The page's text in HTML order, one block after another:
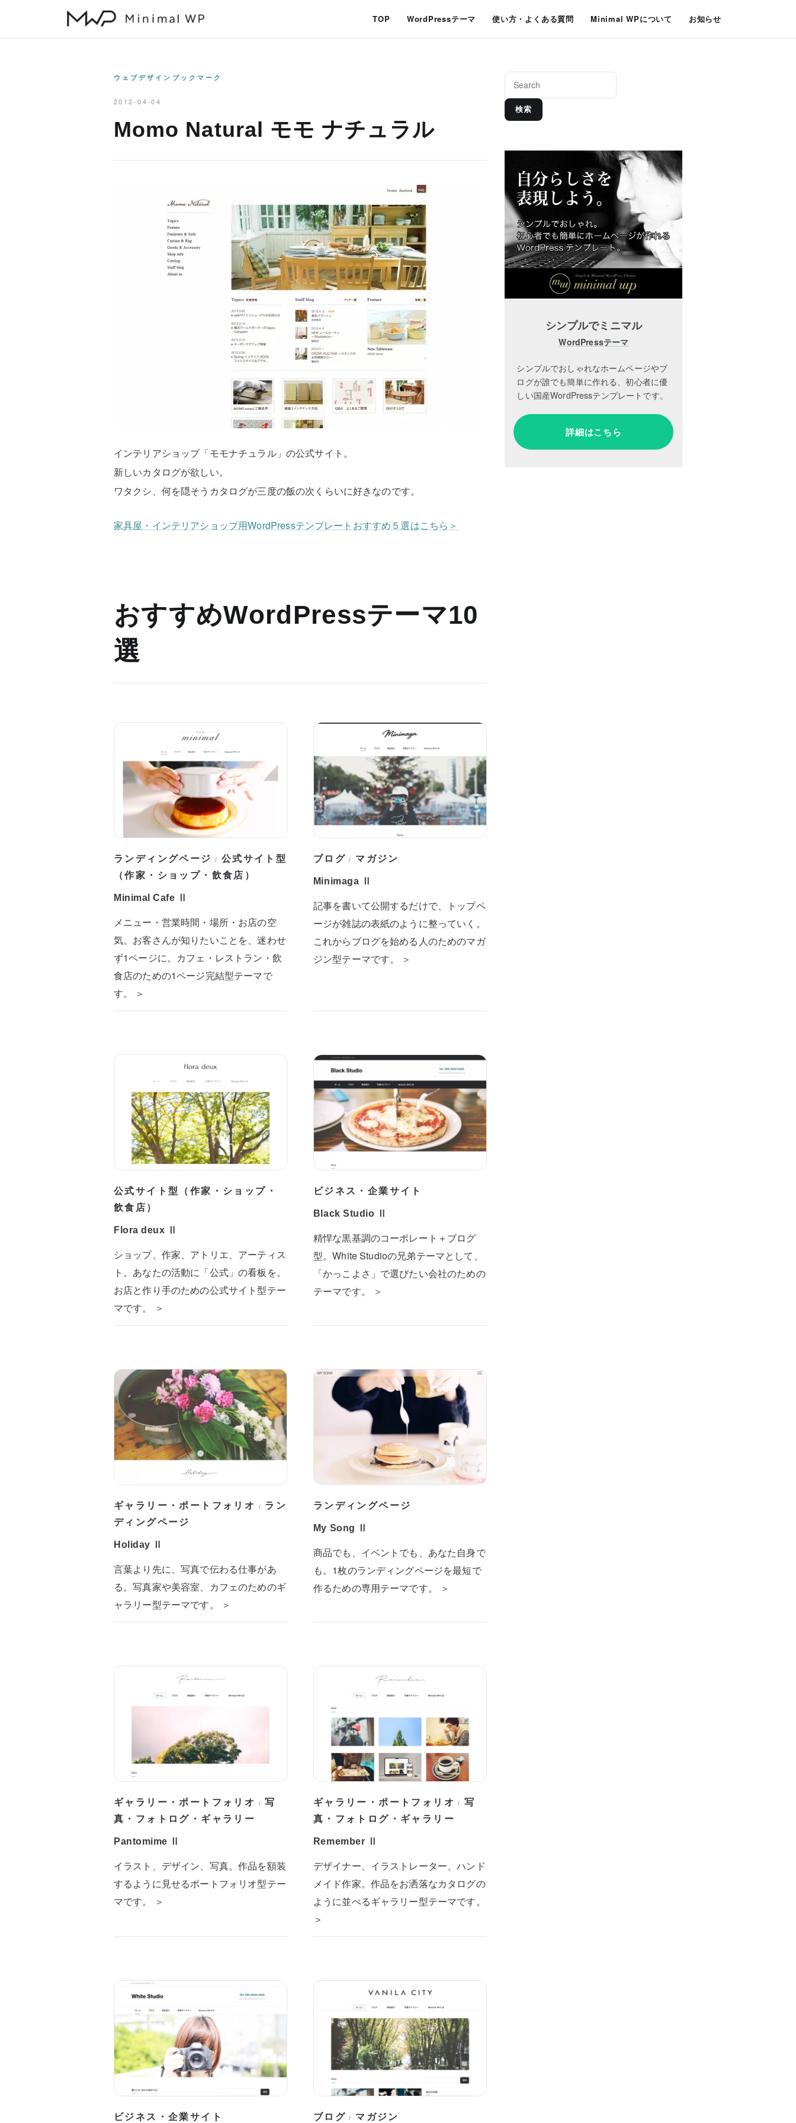
TOP WordPressテーマ 使い方・よくある質問 Minimal WPについて お知らせ
ウェブデザインブックマーク
2012-04-04
Momo Natural モモ ナチュラル
インテリアショップ「モモナチュラル」の公式サイト。
新しいカタログが欲しい。
ワタクシ、何を隠そうカタログが三度の飯の次くらいに好きなのです。
家具屋・インテリアショップ用WordPressテンプレートおすすめ５選はこちら＞
おすすめWordPressテーマ10
選
ランディングページ / 公式サイト型
（作家・ショップ・飲食店）
Minimal Cafe Ⅱ
メニュー・営業時間・場所・お店の空
気。お客さんが知りたいことを、迷わせ
ず1ページに。カフェ・レストラン・飲
食店のための1ページ完結型テーマで
す。 ＞
ブログ / マガジン
Minimaga Ⅱ
記事を書いて公開するだけで、トップペ
ージが雑誌の表紙のように整っていく。
これからブログを始める人のためのマガ
ジン型テーマです。 ＞
公式サイト型（作家・ショップ・
飲食店）
Flora deux Ⅱ
ショップ、作家、アトリエ、アーティス
ト。あなたの活動に「公式」の看板を。
お店と作り手のための公式サイト型テー
マです。 ＞
ビジネス・企業サイト
Black Studio Ⅱ
精悍な黒基調のコーポレート＋ブログ
型。White Studioの兄弟テーマとして、
「かっこよさ」で選びたい会社のための
テーマです。 ＞
ギャラリー・ポートフォリオ / ラン
ディングページ
Holiday Ⅱ
言葉より先に、写真で伝わる仕事があ
る。写真家や美容室、カフェのためのギ
ャラリー型テーマです。 ＞
ランディングページ
My Song Ⅱ
商品でも、イベントでも、あなた自身で
も。1枚のランディングページを最短で
作るための専用テーマです。 ＞
ギャラリー・ポートフォリオ /写
真・フォトログ・ギャラリー
Pantomime Ⅱ
イラスト、デザイン、写真。作品を額装
するように見せるポートフォリオ型テー
マです。 ＞
ギャラリー・ポートフォリオ /写
真・フォトログ・ギャラリー
Remember Ⅱ
デザイナー、イラストレーター、ハンド
メイド作家。作品をお洒落なカタログの
ように並べるギャラリー型テーマです。
＞
ビジネス・企業サイト ブログ / マガジン
検索
シンプルでミニマル
WordPressテーマ
シンプルでおしゃれなホームページやブ
ログが誰でも簡単に作れる、初心者に優
しい国産WordPressテンプレートです。
詳細はこちら